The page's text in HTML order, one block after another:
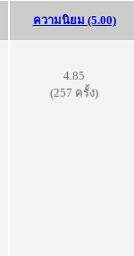
ความนิยม (5.00)
4.85
(257 ครั้ง)